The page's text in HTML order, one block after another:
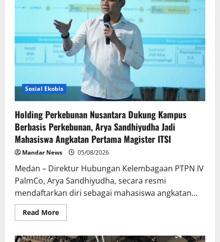
Alkateri,
Motor
Limited
Edition
Buat
Nyempurnain
Look
Retro-
Future
Lo
Sosial Ekobis
Holding Perkebunan Nusantara Dukung Kampus
Berbasis Perkebunan, Arya Sandhiyudha Jadi
Mahasiswa Angkatan Pertama Magister ITSI
Mandar News 05/08/2026
Medan – Direktur Hubungan Kelembagaan PTPN IV
PalmCo, Arya Sandhiyudha, secara resmi
mendaftarkan diri sebagai mahasiswa angkatan...
Read MoreRead
more
Perkebunan